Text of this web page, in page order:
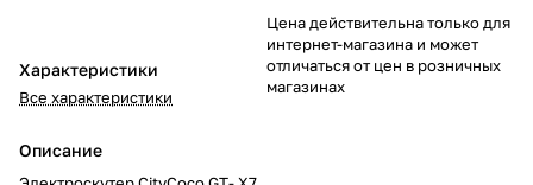
Характеристики
Все характеристики
Описание
Цена действительна только для
интернет-магазина и может
отличаться от цен в розничных
магазинах